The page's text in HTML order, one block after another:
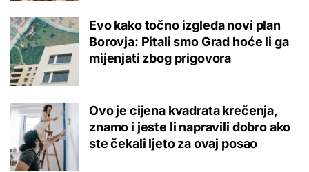
Evo kako točno izgleda novi plan
Borovja: Pitali smo Grad hoće li ga
mijenjati zbog prigovora
Ovo je cijena kvadrata krečenja,
znamo i jeste li napravili dobro ako
ste čekali ljeto za ovaj posao